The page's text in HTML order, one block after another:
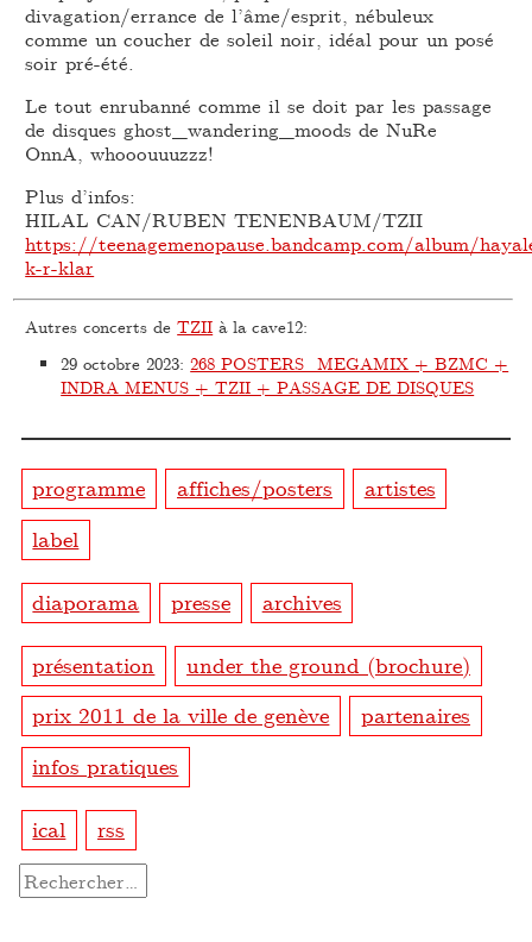
divagation/errance de l’âme/esprit, nébuleux
comme un coucher de soleil noir, idéal pour un posé
soir pré-été.
Le tout enrubanné comme il se doit par les passage
de disques ghost_wandering_moods de NuRe
OnnA, whooouuuzzz!
Plus d’infos:
HILAL CAN/RUBEN TENENBAUM/TZII
https://teenagemenopause.bandcamp.com/album/
k-r-klar
Autres concerts deTZII à la cave12:
29 octobre 2023:268 POSTERS_MEGAMIX + BZMC +
INDRA MENUS + TZII + PASSAGE DE DISQUES
programme affiches/posters
artistes
label
diaporama presse archives
présentation
under the ground (brochure)
prix 2011 de la ville de genève
partenaires
infos pratiques
ical rss
Rechercher :